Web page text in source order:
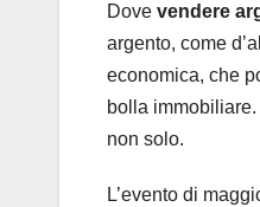
Dove vendere
argento, come
economica, che
bolla
non solo.
L’evento di